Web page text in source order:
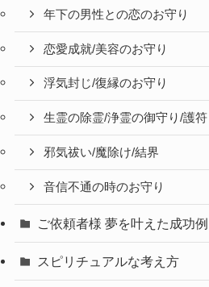
年下の男性との恋のお守り
恋愛成就/美容のお守り
浮気封じ/復縁のお守り
生霊の除霊/浄霊の御守り/護符
邪気祓い/魔除け/結界
音信不通の時のお守り
ご依頼者様 夢を叶えた成功例
スピリチュアルな考え方